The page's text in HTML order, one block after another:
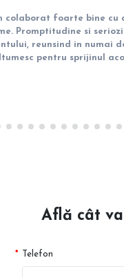
colaborat foarte bine cu
Promptitudine si
reunsind in numai
pentru sprijinul
Află cât
Telefon